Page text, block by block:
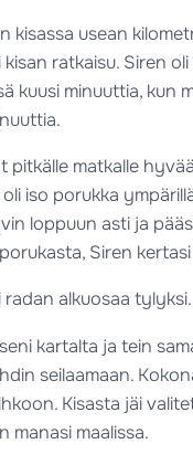
kisassa usean
kisan ratkaisu. Siren
kuusi minuuttia, kun
pitkälle matkalle
iso porukka
loppuun asti ja
Siren kertasi
radan alkuosaa tylyksi.
kartalta ja tein
seilaamaan.
Kisasta jäi
manasi maalissa.